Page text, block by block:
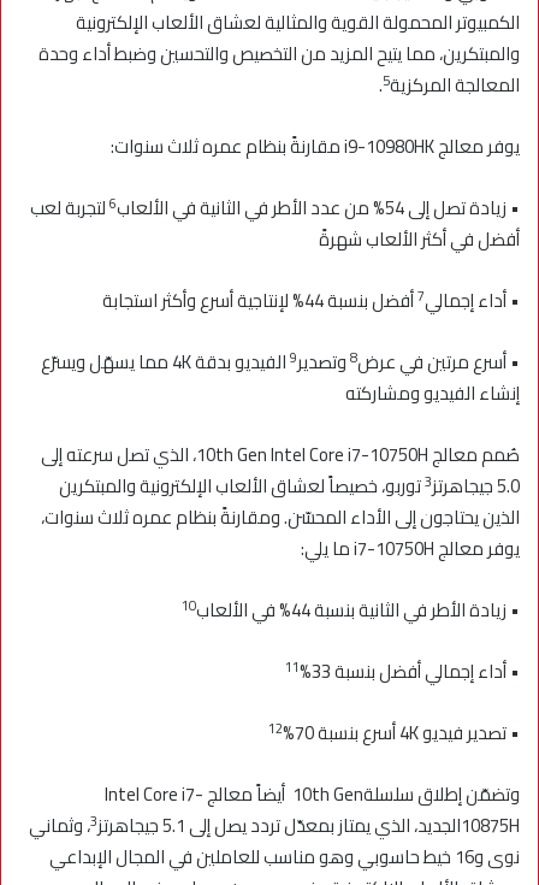
الكمبيوتر المحمولة القوية والمثالية لعشاق الألعاب الإلكترونية
والمبتكرين، مما يتيح المزيد من التخصيص والتحسين وضبط أداء وحدة
المعالجة المركزية5
.
يوفر معالج i9-10980HK مقارنةً بنظام عمره ثلاث سنوات:
• زيادة تصل إلى 54% من عدد الأطر في الثانية في الألعاب
6لتجربة لعب
أفضل في أكثر الألعاب شهرةً
• أداء إجمالي7أفضل بنسبة 44% لإنتاجية أسرع وأكثر استجابة
• أسرع مرتين في عرض8وتصدير9
الفيديو بدقة 4K مما يسهّل ويسرّع
إنشاء الفيديو ومشاركته
صُمم معالج 10th Gen Intel Core i7-10750H، الذي تصل سرعته إلى
5.0 جيجاهرتز
3توربو، خصيصاً لعشاق الألعاب الإلكترونية والمبتكرين
الذين يحتاجون إلى الأداء المحسّن. ومقارنةً بنظام عمره ثلاث سنوات،
يوفر معالج i7-10750H ما يلي:
• زيادة الأطر في الثانية بنسبة 44% في الألعاب
10
• أداء إجمالي أفضل بنسبة 33% 11
• تصدير فيديو 4K أسرع بنسبة 70% 12
وتضمّن إطلاق سلسلة10th Gen أيضاً معالج Intel Core i7-
10875Hالجديد، الذي يمتاز بمعدّل تردد يصل إلى 5.1 جيجاهرتز
3، وثماني
نوى و16 خيط حاسوبي وهو مناسب للعاملين في المجال الإبداعي